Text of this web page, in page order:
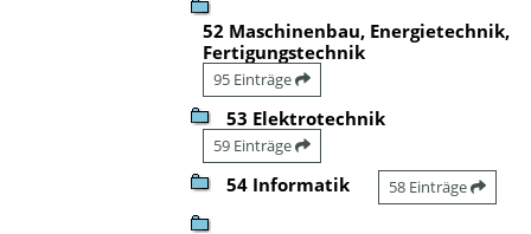
52 Maschinenbau, Energietechnik,
Fertigungstechnik
95 Einträge
53 Elektrotechnik
59 Einträge
54 Informatik 58 Einträge